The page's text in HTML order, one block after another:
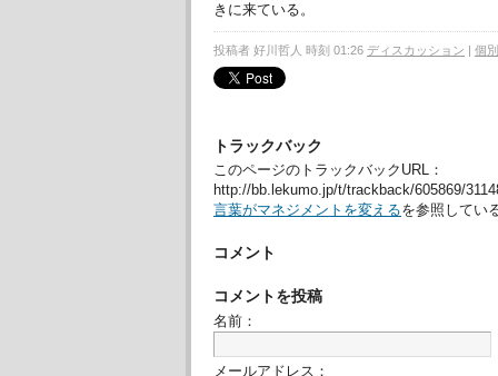
きに来ている。
投稿者 好川哲人 時刻 01:26 ディスカッション | 個
トラックバック
このページのトラックバックURL：
http://bb.lekumo.jp/t/trackback/605869/
言葉がマネジメントを変えるを参照してい
コメント
コメントを投稿
名前：
メールアドレス：